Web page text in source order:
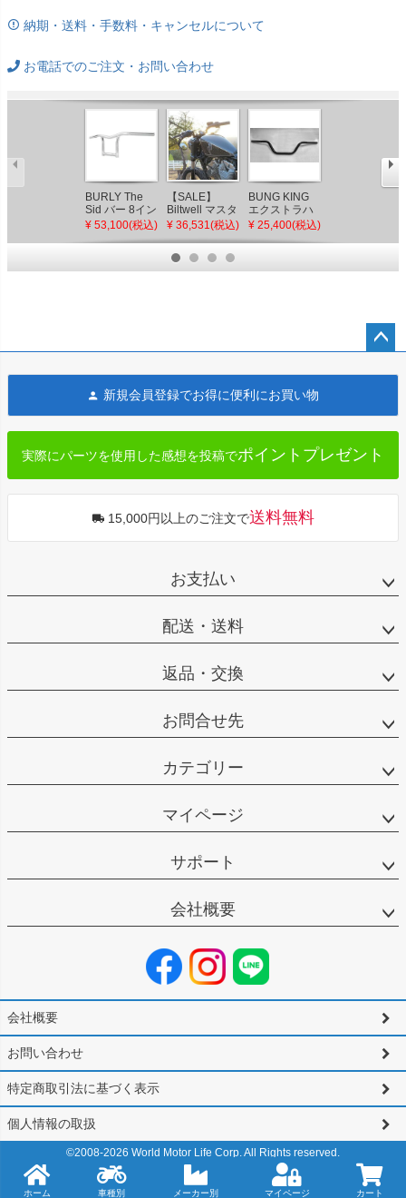
ホーム 車種別 メーカー別 マイページ カート
納期・送料・手数料・キャンセルについて
お電話でのご注文・お問い合わせ
BURLY The
Sid バー 8イン
チ クローム
¥ 53,100(税込)
【SALE】
Biltwell マスタ
ッシュハンド
ク
¥ 36,531(税込)
BUNG KING
エクストラハ
イベンド 1イ
¥ 25,400(税込)
へ
新規会員登録でお得に便利にお買い物
実際にパーツを使用した感想を投稿でポイントプレゼント
15,000円以上のご注文で送料無料
お支払い
配送・送料
返品・交換
お問合せ先
カテゴリー
マイページ
サポート
会社概要
会社概要
お問い合わせ
特定商取引法に基づく表示
個人情報の取扱
©2008-2026 World Motor Life Corp. All Rights reserved.